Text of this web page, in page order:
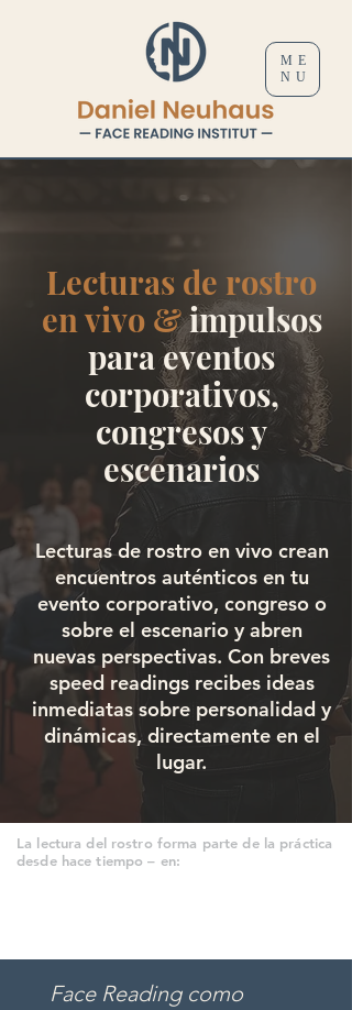
ME
NU
Lecturas de rostro
en vivo &impulsos
para eventos
corporativos,
congresos y
escenarios
Lecturas de rostro en vivo crean
encuentros auténticos en tu
evento corporativo, congreso o
sobre el escenario y abren
nuevas perspectivas. Con breves
speed readings recibes ideas
inmediatas sobre personalidad y
dinámicas, directamente en el
lugar.
La lectura del rostro forma parte de la práctica
desde hace tiempo – en:
Face Reading como